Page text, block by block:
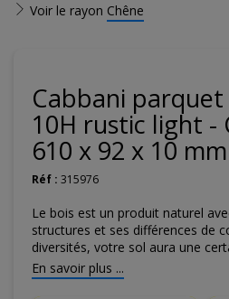
Voir le rayon Chêne
Cabbani
10H rustic light -
610 x 92 x 10
Réf : 315976
Le bois est un produit naturel
structures et ses différences de
diversités, votre sol aura une
En savoir plus ...